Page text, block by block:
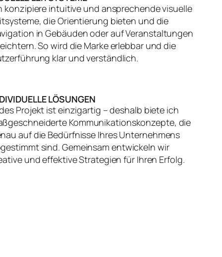
konzipiere intuitive und ansprechende visuelle
die Orientierung bieten und die
in Gebäuden oder auf Veranstaltungen
So wird die Marke erlebbar und die
klar und verständlich.
LÖSUNGEN
Projekt ist einzigartig – deshalb biete ich
Kommunikationskonzepte, die
auf die Bedürfnisse Ihres Unternehmens
sind. Gemeinsam entwickeln wir
und effektive Strategien für Ihren Erfolg.